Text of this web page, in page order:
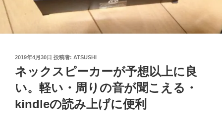
投
日:
2019年4月30日 投稿者: ATSUSHI
ネックスピーカーが予想以上に良
い。軽い・周りの音が聞こえる・
kindleの読み上げに便利